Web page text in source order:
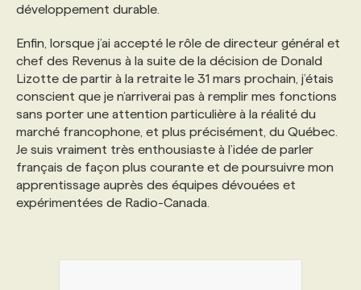
développement durable.
Enfin, lorsque j’ai accepté le rôle de directeur général et
chef des Revenus à la suite de la décision de Donald
Lizotte de partir à la retraite le 31 mars prochain, j’étais
conscient que je n’arriverai pas à remplir mes fonctions
sans porter une attention particulière à la réalité du
marché francophone, et plus précisément, du Québec.
Je suis vraiment très enthousiaste à l’idée de parler
français de façon plus courante et de poursuivre mon
apprentissage auprès des équipes dévouées et
expérimentées de Radio-Canada.